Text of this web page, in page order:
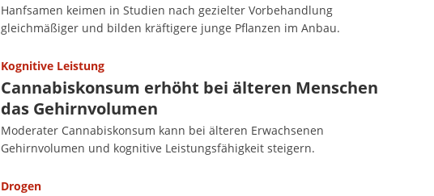
Hanfsamen keimen in Studien nach gezielter Vorbehandlung
gleichmäßiger und bilden kräftigere junge Pflanzen im Anbau.
Kognitive Leistung
Cannabiskonsum erhöht bei älteren Menschen
das Gehirnvolumen
Moderater Cannabiskonsum kann bei älteren Erwachsenen
Gehirnvolumen und kognitive Leistungsfähigkeit steigern.
Drogen